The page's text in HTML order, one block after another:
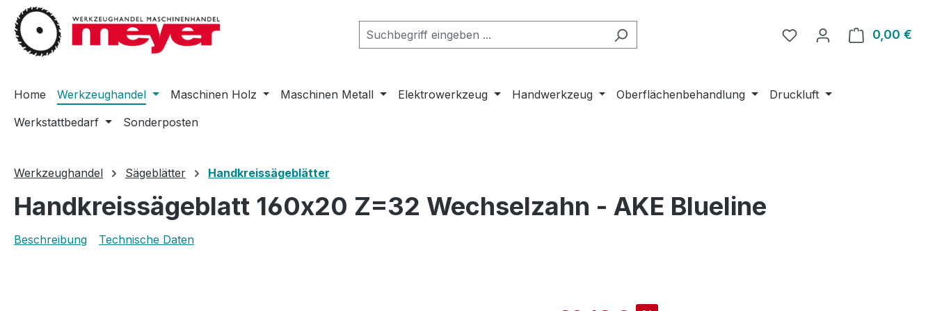
Hauptinhalt springen
Zur Suche springen
Zur Hauptnavigation springen
Du hast 0 Produkte auf
0,00 €
Home Werkzeughandel Maschinen Holz Maschinen Metall Elektrowerkzeug Handwerkzeug Oberflächenbehandlung
Druckluft
Werkstattbedarf
Sonderposten
Werkzeughandel Sägeblätter Handkreissägeblätter
Handkreissägeblatt 160x20 Z=32 Wechselzahn - AKE Blueline
Beschreibung Technische Daten